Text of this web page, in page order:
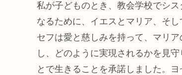
私が子どものとき、教会学校でシ
なるために、イエスとマリア、そ
セフは愛と慈しみを持って、マリ
し、どのように実現されるかを見
とで生きることを承諾しました。